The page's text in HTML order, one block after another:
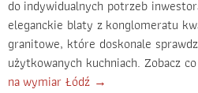
do indywidualnych potrzeb
eleganckie blaty z konglomeratu
granitowe, które doskonale
użytkowanych kuchniach. Zobacz
na wymiar Łódź →